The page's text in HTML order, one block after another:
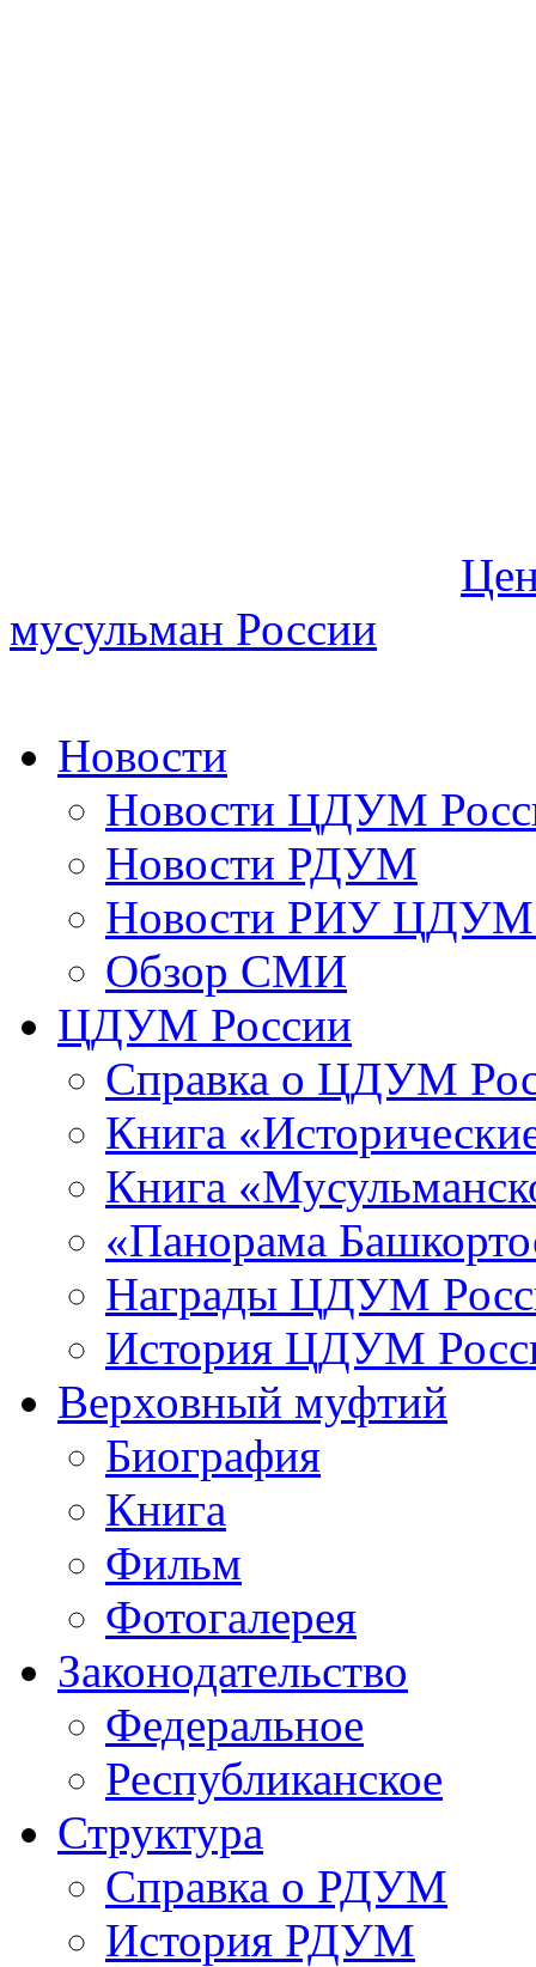
мусульман России
Новости
Новости ЦДУМ
Новости РДУМ
Новости РИУ ЦДУМ
Обзор СМИ
ЦДУМ России
Справка о ЦДУМ
Книга
Книга
«Панорама
Награды ЦДУМ
История ЦДУМ
Верховный муфтий
Биография
Книга
Фильм
Фотогалерея
Законодательство
Федеральное
Республиканское
Структура
Справка о РДУМ
История РДУМ